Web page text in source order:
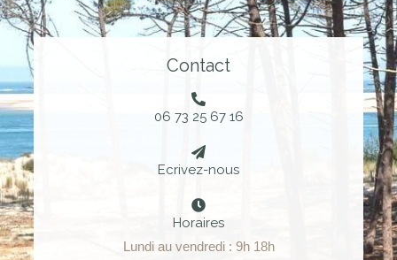
Contact
06 73 25 67 16
Ecrivez-nous
Horaires
Lundi au vendredi : 9h 18h